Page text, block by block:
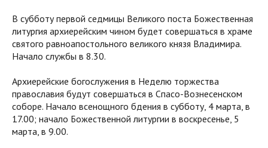
В субботу первой седмицы Великого поста Божественная
литургия архиерейским чином будет совершаться в храме
святого равноапостольного великого князя Владимира.
Начало службы в 8.30.
Архиерейские богослужения в Неделю торжества
православия будут совершаться в Спасо-Вознесенском
соборе. Начало всенощного бдения в субботу, 4 марта, в
17.00; начало Божественной литургии в воскресенье, 5
марта, в 9.00.